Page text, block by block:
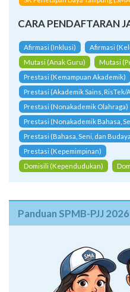
CARA PENDAFTARAN
Afirmasi (Inklusi)
Afirmasi
Mutasi (Anak Guru)
Mutasi
Prestasi (Kemampuan Akademik)
Prestasi (Akademik Sains, RisTek/
Prestasi (Nonakademik Olahraga)
Prestasi (Nonakademik Bahasa,
Prestasi (Bahasa, Seni, dan
Prestasi (Kepemimpinan)
Domisili (Kependudukan)
Panduan SPMB-PJJ 2026